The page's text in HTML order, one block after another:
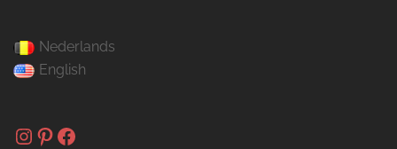
Nederlands
English
Instagram
Pinterest
Facebook